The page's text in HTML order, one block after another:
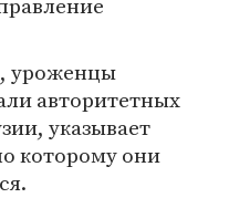
уроженцы
авторитетных
указывает
которому они